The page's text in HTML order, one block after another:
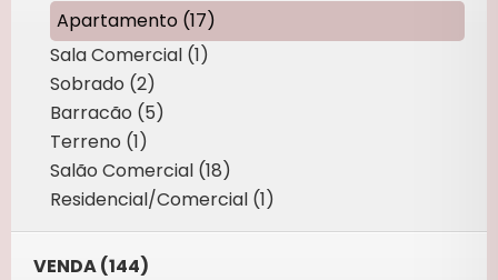
Apartamento (17)
Sala Comercial (1)
Sobrado (2)
Barracão (5)
Terreno (1)
Salão Comercial (18)
Residencial/Comercial (1)
VENDA (144)